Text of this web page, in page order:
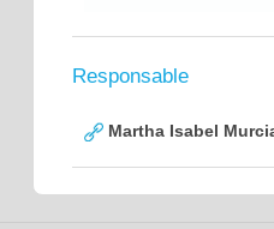
Responsable
Martha Isabel